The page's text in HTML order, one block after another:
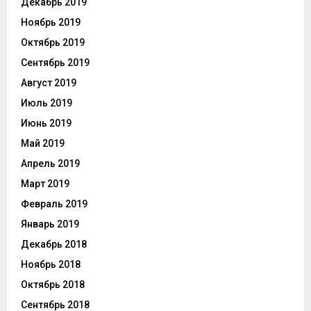
Ноябрь 2019
Октябрь 2019
Сентябрь 2019
Август 2019
Июль 2019
Июнь 2019
Май 2019
Апрель 2019
Март 2019
Февраль 2019
Январь 2019
Декабрь 2018
Ноябрь 2018
Октябрь 2018
Сентябрь 2018